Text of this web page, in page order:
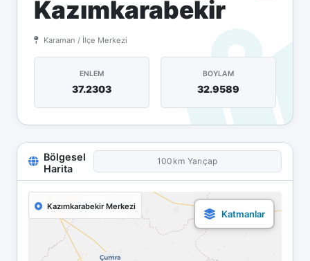
Kazımkarabekir
Karaman / İlçe Merkezi
ENLEM
37.2303
BOYLAM
32.9589
Bölgesel
Harita
100km Yarıçap
Kazımkarabekir Merkezi